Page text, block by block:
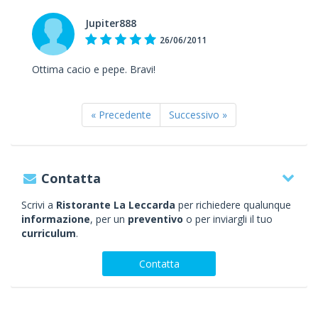
Jupiter888
26/06/2011
Ottima cacio e pepe. Bravi!
« Precedente Successivo »
Contatta
Scrivi a Ristorante La Leccarda per richiedere qualunque
informazione, per un preventivo o per inviargli il tuo
curriculum.
Contatta